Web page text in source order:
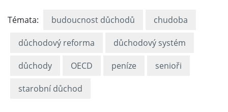
Témata: budoucnost důchodů chudoba
důchodový reforma důchodový systém
důchody OECD peníze senioři
starobní důchod